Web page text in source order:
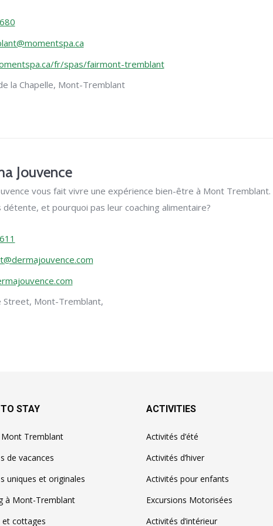
fr/spas/fairmont-tremblant
la Chapelle, Mont-Tremblant
Jouvence
vous fait vivre une expérience bien-être à Mont Tremblant.
et pourquoi pas leur coaching alimentaire?
Street, Mont-Tremblant,
STAY
Tremblant
de vacances
uniques et originales
à Mont-Tremblant
et cottages
ACTIVITIES
Activités d’été
Activités d’hiver
Activités pour enfants
Excursions Motorisées
Activités d’intérieur